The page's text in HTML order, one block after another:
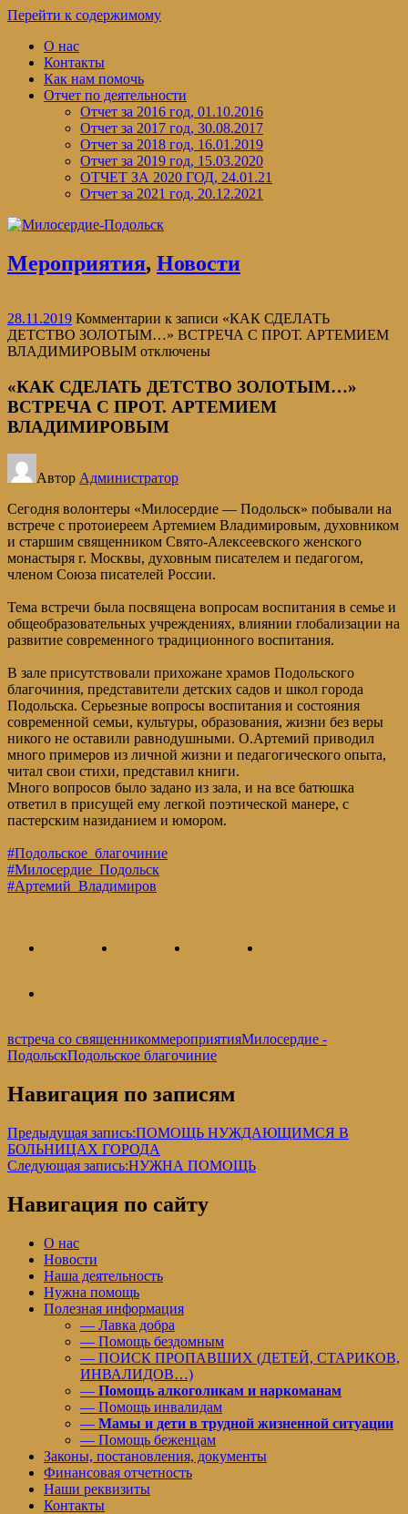
Перейти к содержимому
О нас
Контакты
Как нам помочь
Отчет по деятельности
Отчет за 2016 год, 01.10.2016
Отчет за 2017 год, 30.08.2017
Отчет за 2018 год, 16.01.2019
Отчет за 2019 год, 15.03.2020
ОТЧЕТ ЗА 2020 ГОД, 24.01.21
Отчет за 2021 год, 20.12.2021
Мероприятия, Новости
28.11.2019 Комментарии к записи «КАК СДЕЛАТЬ
ДЕТСТВО ЗОЛОТЫМ…» ВСТРЕЧА С ПРОТ. АРТЕМИЕМ
ВЛАДИМИРОВЫМ отключены
«КАК СДЕЛАТЬ ДЕТСТВО ЗОЛОТЫМ…»
ВСТРЕЧА С ПРОТ. АРТЕМИЕМ
ВЛАДИМИРОВЫМ
Автор Администратор
Сегодня волонтеры «Милосердие — Подольск» побывали на
встрече с протоиереем Артемием Владимировым, духовником
и старшим священником Свято-Алексеевского женского
монастыря г. Москвы, духовным писателем и педагогом,
членом Союза писателей России.
Тема встречи была посвящена вопросам воспитания в семье и
общеобразовательных учреждениях, влиянии глобализации на
развитие современного традиционного воспитания.
В зале присутствовали прихожане храмов Подольского
благочиния, представители детских садов и школ города
Подольска. Серьезные вопросы воспитания и состояния
современной семьи, культуры, образования, жизни без веры
никого не оставили равнодушными. О.Артемий приводил
много примеров из личной жизни и педагогического опыта,
читал свои стихи, представил книги.
Много вопросов было задано из зала, и на все батюшка
ответил в присущей ему легкой поэтической манере, с
пастерским назиданием и юмором.
#Подольское_благочиние
#Милосердие_Подольск
#Артемий_Владимиров
встреча со священникоммероприятияМилосердие -
ПодольскПодольское благочиние
Навигация по записям
Предыдущая запись:ПОМОЩЬ НУЖДАЮЩИМСЯ В
БОЛЬНИЦАХ ГОРОДА
Следующая запись:НУЖНА ПОМОЩЬ
Навигация по сайту
О нас
Новости
Наша деятельность
Нужна помощь
Полезная информация
— Лавка добра
— Помощь бездомным
— ПОИСК ПРОПАВШИХ (ДЕТЕЙ, СТАРИКОВ,
ИНВАЛИДОВ…)
— Помощь алкоголикам и наркоманам
— Помощь инвалидам
— Мамы и дети в трудной жизненной ситуации
— Помощь беженцам
Законы, постановления, документы
Финансовая отчетность
Наши реквизиты
Контакты